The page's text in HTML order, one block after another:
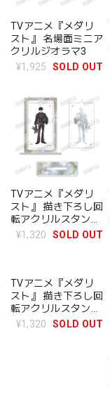
TVアニメ『メダリ
スト』 名場面ミニア
クリルジオラマ3
¥1,925
SOLD OUT
TVアニメ『メダリ
スト』 描き下ろし回
転アクリルスタンド
4.夜鷹 純
¥1,320 SOLD OUT
TVアニメ『メダリ
スト』 描き下ろし回
転アクリルスタンド
1.結束いのり
¥1,320 SOLD OUT